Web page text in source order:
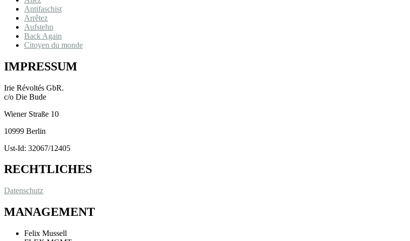
Antifaschist
Arrêtez
Aufstehn
Back Again
Citoyen du monde
IMPRESSUM
Irie Révoltés GbR.
c/o Die Bude
Wiener Straße 10
10999 Berlin
Ust-Id: 32067/12405
RECHTLICHES
Datenschutz
MANAGEMENT
Felix Mussell